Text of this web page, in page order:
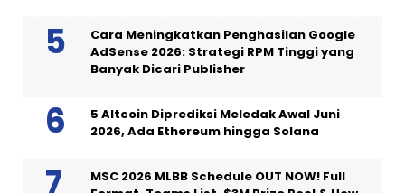
Cara Meningkatkan Penghasilan Google
AdSense 2026: Strategi RPM Tinggi yang
Banyak Dicari Publisher
5 Altcoin Diprediksi Meledak Awal Juni
2026, Ada Ethereum hingga Solana
MSC 2026 MLBB Schedule OUT NOW! Full